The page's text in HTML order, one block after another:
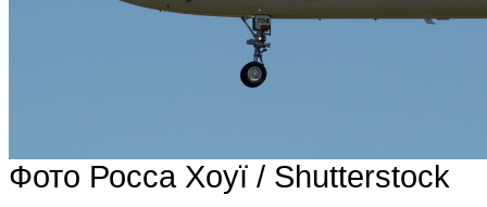
Фото Росса Хоуї / Shutterstock